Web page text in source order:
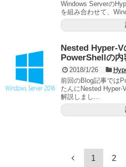
Windows Serverの
を組み合わせて、
Nested Hyper-
PowerShellの内
2018/1/26
前回のBlog記事では
たんにNested Hyper-
解説しまし...
1 2